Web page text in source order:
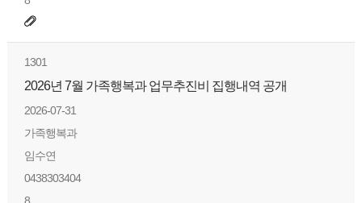
1301
2026년 7월 가족행복과 업무추진비 집행내역 공개
2026-07-31
가족행복과
임수연
0438303404